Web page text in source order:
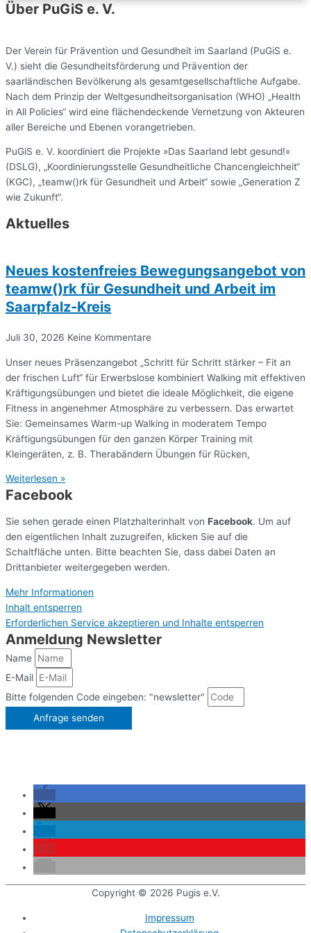
Über PuGiS e. V.
Der Verein für Prävention und Gesundheit im Saarland (PuGiS e.
V.) sieht die Gesundheitsförderung und Prävention der
saarländischen Bevölkerung als gesamtgesellschaftliche Aufgabe.
Nach dem Prinzip der Weltgesundheitsorganisation (WHO) „Health
in All Policies“ wird eine flächendeckende Vernetzung von Akteuren
aller Bereiche und Ebenen vorangetrieben.
PuGiS e. V. koordiniert die Projekte »Das Saarland lebt gesund!«
(DSLG), „Koordinierungsstelle Gesundheitliche Chancengleichheit“
(KGC), „teamw()rk für Gesundheit und Arbeit“ sowie „Generation Z
wie Zukunft“.
Aktuelles
Neues kostenfreies Bewegungsangebot von
teamw()rk für Gesundheit und Arbeit im
Saarpfalz-Kreis
Juli 30, 2026 Keine Kommentare
Unser neues Präsenzangebot „Schritt für Schritt stärker – Fit an
der frischen Luft“ für Erwerbslose kombiniert Walking mit effektiven
Kräftigungsübungen und bietet die ideale Möglichkeit, die eigene
Fitness in angenehmer Atmosphäre zu verbessern. Das erwartet
Sie: Gemeinsames Warm-up Walking in moderatem Tempo
Kräftigungsübungen für den ganzen Körper Training mit
Kleingeräten, z. B. Therabändern Übungen für Rücken,
Weiterlesen »
Facebook
Sie sehen gerade einen Platzhalterinhalt von Facebook. Um auf
den eigentlichen Inhalt zuzugreifen, klicken Sie auf die
Schaltfläche unten. Bitte beachten Sie, dass dabei Daten an
Drittanbieter weitergegeben werden.
Mehr Informationen
Inhalt entsperren
Erforderlichen Service akzeptieren und Inhalte entsperren
Anmeldung Newsletter
Name
E-Mail
Bitte folgenden Code eingeben: "newsletter"
Anfrage senden
Copyright © 2026 Pugis e.V.
Impressum